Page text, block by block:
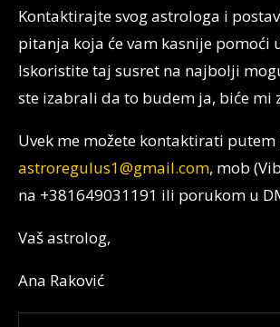
Kontaktirajte svog astrologa i
pitanja koja će vam kasnije pomoći
Iskoristite taj susret na najbolji
ste izabrali da to budem ja, biće mi
Uvek me možete kontaktirati putem
astroregulus1@gmail.com, mob
na +381649031191 ili porukom u
Vaš astrolog,
Ana Raković